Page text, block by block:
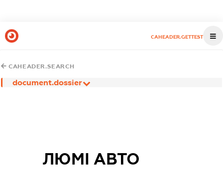
CAHEADER.GETTEST
CAHEADER.SEARCH
document.dossier
ЛЮМІ АВТО